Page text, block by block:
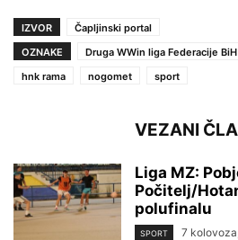
IZVOR
Čapljinski portal
OZNAKE
Druga WWin liga Federacije
hnk rama
nogomet sport
VEZANI
Liga MZ:
Počitelj/
polufinalu
SPORT 7